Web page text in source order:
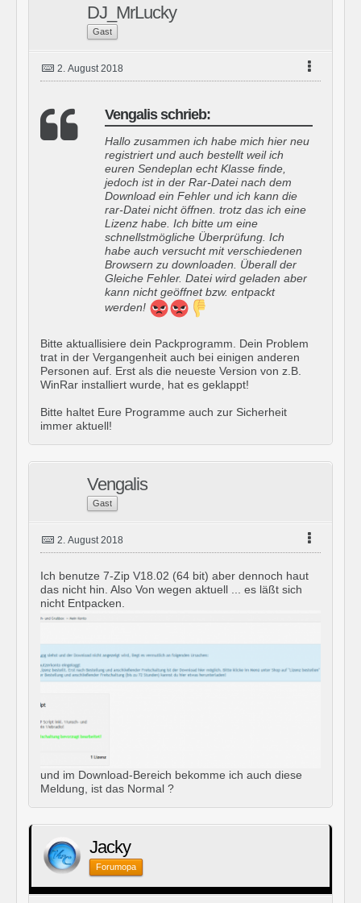
DJ_MrLucky
Gast
2. August 2018
Vengalis schrieb:
Hallo zusammen ich habe mich hier neu
registriert und auch bestellt weil ich
euren Sendeplan echt Klasse finde,
jedoch ist in der Rar-Datei nach dem
Download ein Fehler und ich kann die
rar-Datei nicht öffnen. trotz das ich eine
Lizenz habe. Ich bitte um eine
schnellstmögliche Überprüfung. Ich
habe auch versucht mit verschiedenen
Browsern zu downloaden. Überall der
Gleiche Fehler. Datei wird geladen aber
kann nicht geöffnet bzw. entpackt
werden!
Bitte aktuallisiere dein Packprogramm. Dein Problem
trat in der Vergangenheit auch bei einigen anderen
Personen auf. Erst als die neueste Version von z.B.
WinRar installiert wurde, hat es geklappt!
Bitte haltet Eure Programme auch zur Sicherheit
immer aktuell!
Vengalis
Gast
2. August 2018
Ich benutze 7-Zip V18.02 (64 bit) aber dennoch haut
das nicht hin. Also Von wegen aktuell ... es läßt sich
nicht Entpacken.
und im Download-Bereich bekomme ich auch diese
Meldung, ist das Normal ?
Jacky
Forumopa